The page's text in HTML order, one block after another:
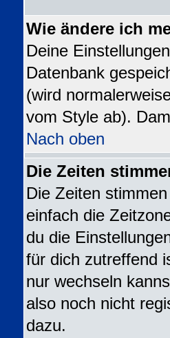
Wie ändere ich
Deine
Datenbank
(wird
vom Style ab).
Nach oben
Die Zeiten
Die Zeiten
einfach die
du die
für dich zutreffend
nur wechseln
also noch nicht
dazu.